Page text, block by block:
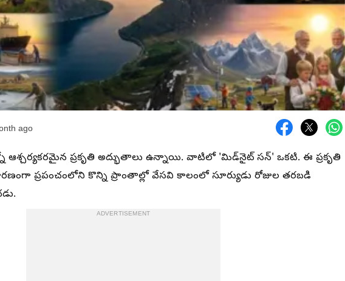
ago
ఆశ్చర్యకరమైన ప్రకృతి అద్భుతాలు ఉన్నాయి. వాటిలో 'మిడ్‌నైట్ సన్' ఒకటి. ఈ ప్రకృతి
ప్రపంచంలోని కొన్ని ప్రాంతాల్లో వేసవి కాలంలో సూర్యుడు రోజుల తరబడి
ADVERTISEMENT